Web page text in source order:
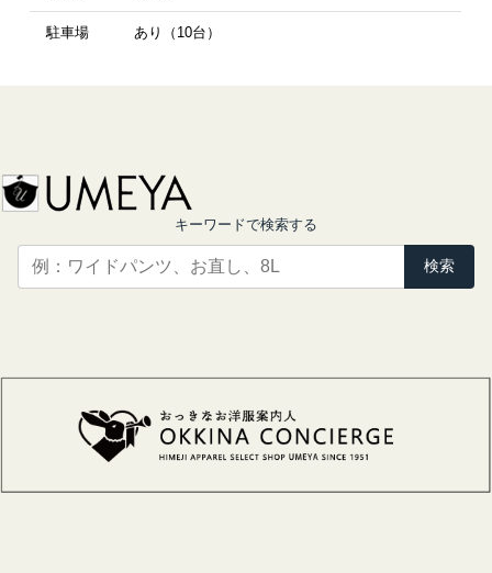
駐車場 あり（10台）
キーワードで検索する
検索